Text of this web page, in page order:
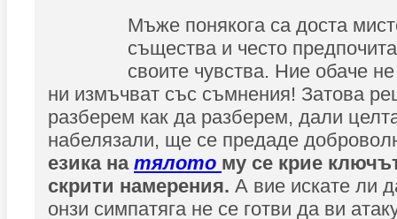
Мъже понякога са доста
същества и често
своите чувства. Ние обаче
ни измъчват със съмнения! Затова
разберем как да разберем, дали
набелязали, ще се предаде
езика на тялото му се крие
скрити намерения. А вие искате ли
онзи симпатяга не се готви да ви